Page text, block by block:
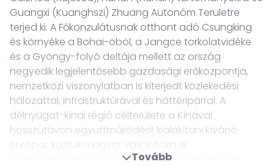
Guangxi (Kuanghszi) Zhuang Autonóm Területre
terjed ki. A Főkonzulátusnak otthont adó Csungking
és környéke a Bohai-öböl, a Jangce torkolatvidéke
és a Gyöngy-folyó deltája mellett az ország
negyedik legjelentősebb gazdasági erőközpontja,
nemzetközi viszonylatban is kiterjedt közlekedési
hálozattal, infrastruktúrával és háttériparral. A
délnyugat-kínai régió célterülete a Kínával
hosszútávon együttműködést kialakítani kívánó
európai, köztük magyar vállalatoknak.
A 2010-ben megnyílt Főkonzulátus a kölcsönösen
Tovább